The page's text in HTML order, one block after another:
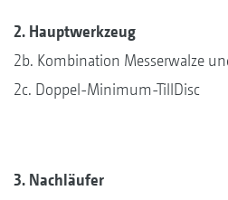
2. Hauptwerkzeug
2b. Kombination Messerwalze
2c. Doppel-Minimum-TillDisc
3. Nachläufer